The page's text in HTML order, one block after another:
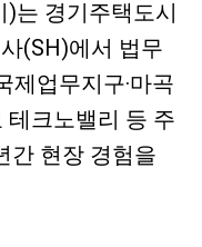
는 경기주택도시
(SH)에서 법무
제업무지구·마곡
테크노밸리 등 주
간 현장 경험을